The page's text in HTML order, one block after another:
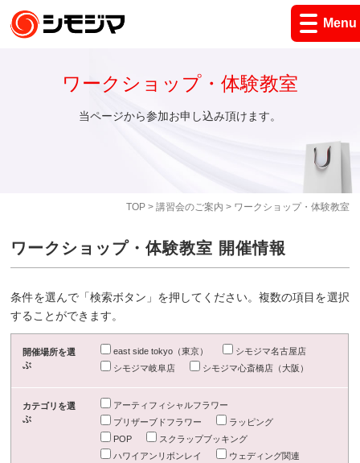
Menu
TOP> 講習会のご案内 > ワークショップ・体験教室
ワークショップ・体験教室
当ページから参加お申し込み頂けます。
ワークショップ・体験教室 開催情報
条件を選んで「検索ボタン」を押してください。複数の項目を選択
することができます。
開催場所を選
ぶ
east side tokyo（東京）
シモジマ名古屋店
シモジマ岐阜店
シモジマ心斎橋店（大阪）
カテゴリを選
ぶ
アーティフィシャルフラワー
プリザーブドフラワー
ラッピング
POP
スクラップブッキング
ハワイアンリボンレイ
ウェディング関連